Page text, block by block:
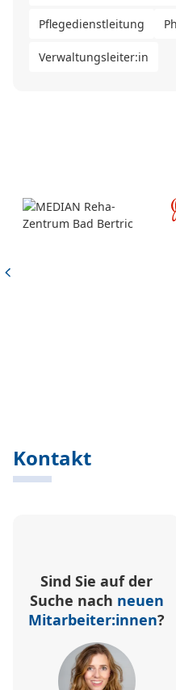
Pflegedienstleitung
Verwaltungsleiter:in
Kontakt
Sind Sie auf der
Suche nach neuen
Mitarbeiter:innen?